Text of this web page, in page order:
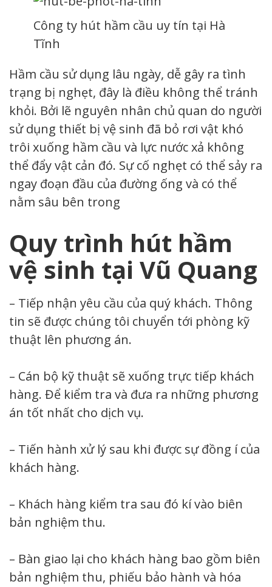
Công ty hút hầm cầu uy tín tại Hà
Tĩnh
Hầm cầu sử dụng lâu ngày, dễ gây ra tình
trạng bị nghẹt, đây là điều không thể tránh
khỏi. Bởi lẽ nguyên nhân chủ quan do người
sử dụng thiết bị vệ sinh đã bỏ rơi vật khó
trôi xuống hầm cầu và lực nước xả không
thể đẩy vật cản đó. Sự cố nghẹt có thể sảy ra
ngay đoạn đầu của đường ống và có thể
nằm sâu bên trong
Quy trình hút hầm
vệ sinh tại Vũ Quang
– Tiếp nhận yêu cầu của quý khách. Thông
tin sẽ được chúng tôi chuyển tới phòng kỹ
thuật lên phương án.
– Cán bộ kỹ thuật sẽ xuống trực tiếp khách
hàng. Để kiểm tra và đưa ra những phương
án tốt nhất cho dịch vụ.
– Tiến hành xử lý sau khi được sự đồng í của
khách hàng.
– Khách hàng kiểm tra sau đó kí vào biên
bản nghiệm thu.
– Bàn giao lại cho khách hàng bao gồm biên
bản nghiệm thu, phiếu bảo hành và hóa